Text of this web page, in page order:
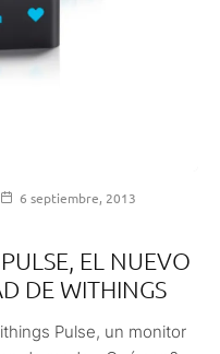
6 septiembre, 2013
EL NUEVO
DE WITHINGS
Pulse, un monitor